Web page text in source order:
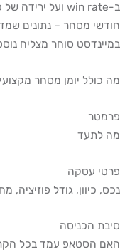
חודשי מסחר – נתונים
במיינדסט סוחר מצליח
מה כולל יומן מסחר
פרמטר
מה לתעד
פרטי עסקה
נכס, כיוון, גודל פוזיציה,
סיבת הכניסה
האם הסטאפ עמד בכל